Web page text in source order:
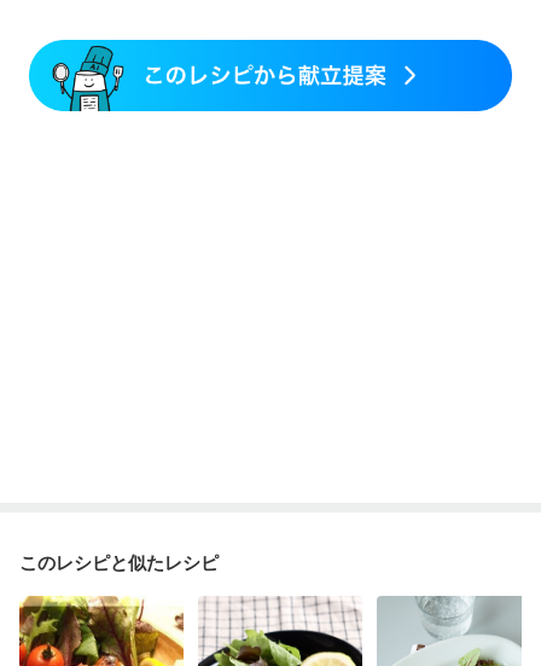
関節リウマチ
このレシピと似たレシピ